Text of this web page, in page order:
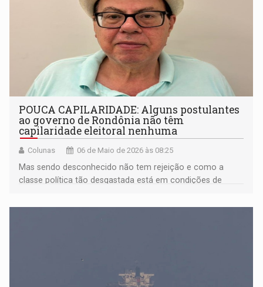
POUCA CAPILARIDADE: Alguns postulantes
ao governo de Rondônia não têm
capilaridade eleitoral nenhuma
Colunas 06 de Maio de 2026 às 08:25
Mas sendo desconhecido não tem rejeição e como a
classe política tão desgastada está em condições de